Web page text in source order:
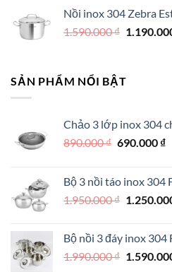
là:
500.000 ₫.
Nồi inox 304 Zebra
1.590.000₫ Giá
1.590.000
SẢN PHẨM NỔI BẬT
Chảo 3 lớp inox 304
890.000₫ Giá
890.000 ₫.
690.000 ₫
Bộ 3 nồi táo inox 304
1.950.000₫ Giá
Bộ nồi 3 đáy inox 304
1.990.000₫ Giá